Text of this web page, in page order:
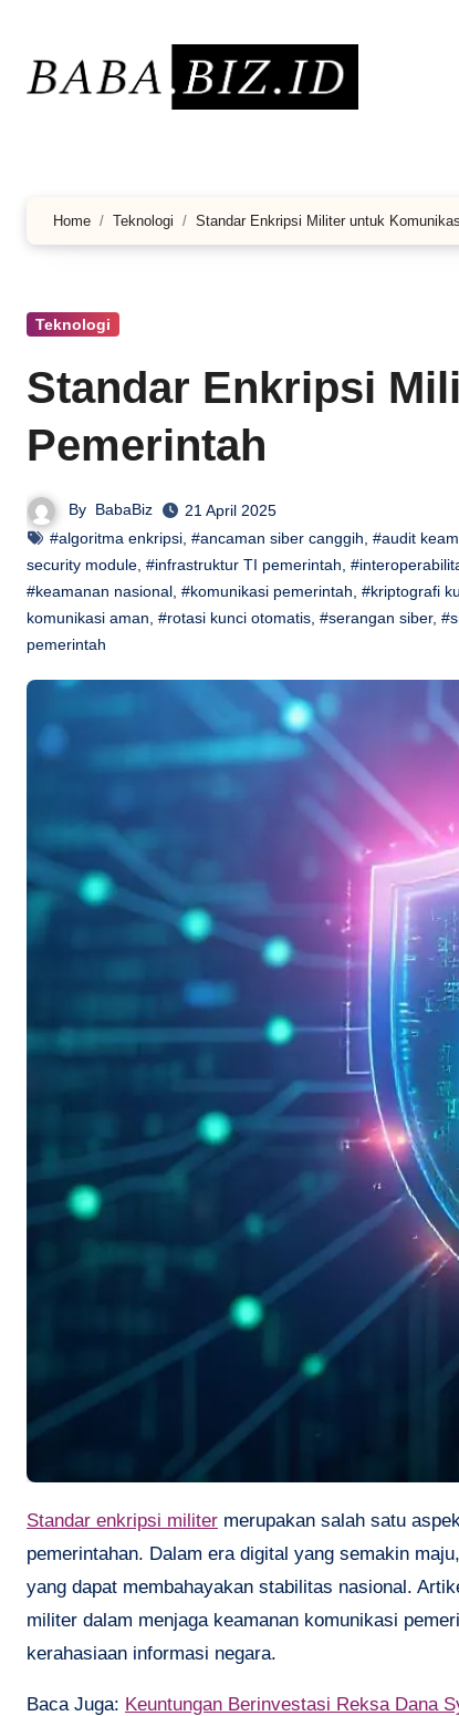
konten
Home Teknologi Standar Enkripsi Militer untuk
Teknologi
Standar Enkripsi
Pemerintah
By BabaBiz
21 April 2025
#algoritma enkripsi, #ancaman siber canggih, #audit
security module, #infrastruktur TI pemerintah,
#keamanan nasional, #komunikasi pemerintah, #kriptografi
komunikasi aman, #rotasi kunci otomatis, #serangan siber,
pemerintah
Standar enkripsi militer merupakan salah satu
pemerintahan. Dalam era digital yang semakin
yang dapat membahayakan stabilitas nasional.
militer dalam menjaga keamanan komunikasi
kerahasiaan informasi negara.
Baca Juga: Keuntungan Berinvestasi Reksa Dana